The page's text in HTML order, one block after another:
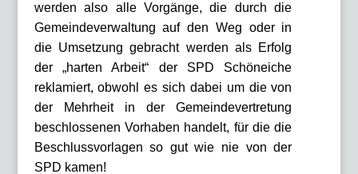
werden also alle Vorgänge, die durch die
Gemeindeverwaltung auf den Weg oder in
die Umsetzung gebracht werden als Erfolg
der „harten Arbeit“ der SPD Schöneiche
reklamiert, obwohl es sich dabei um die von
der Mehrheit in der Gemeindevertretung
beschlossenen Vorhaben handelt, für die die
Beschlussvorlagen so gut wie nie von der
SPD kamen!